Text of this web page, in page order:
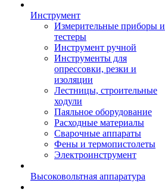
Инструмент
Измерительные приборы и
тестеры
Инструмент ручной
Инструменты для
опрессовки, резки и
изоляции
Лестницы, строительные
ходули
Паяльное оборудование
Расходные материалы
Сварочные аппараты
Фены и термопистолеты
Электроинструмент
Высоковольтная аппаратура